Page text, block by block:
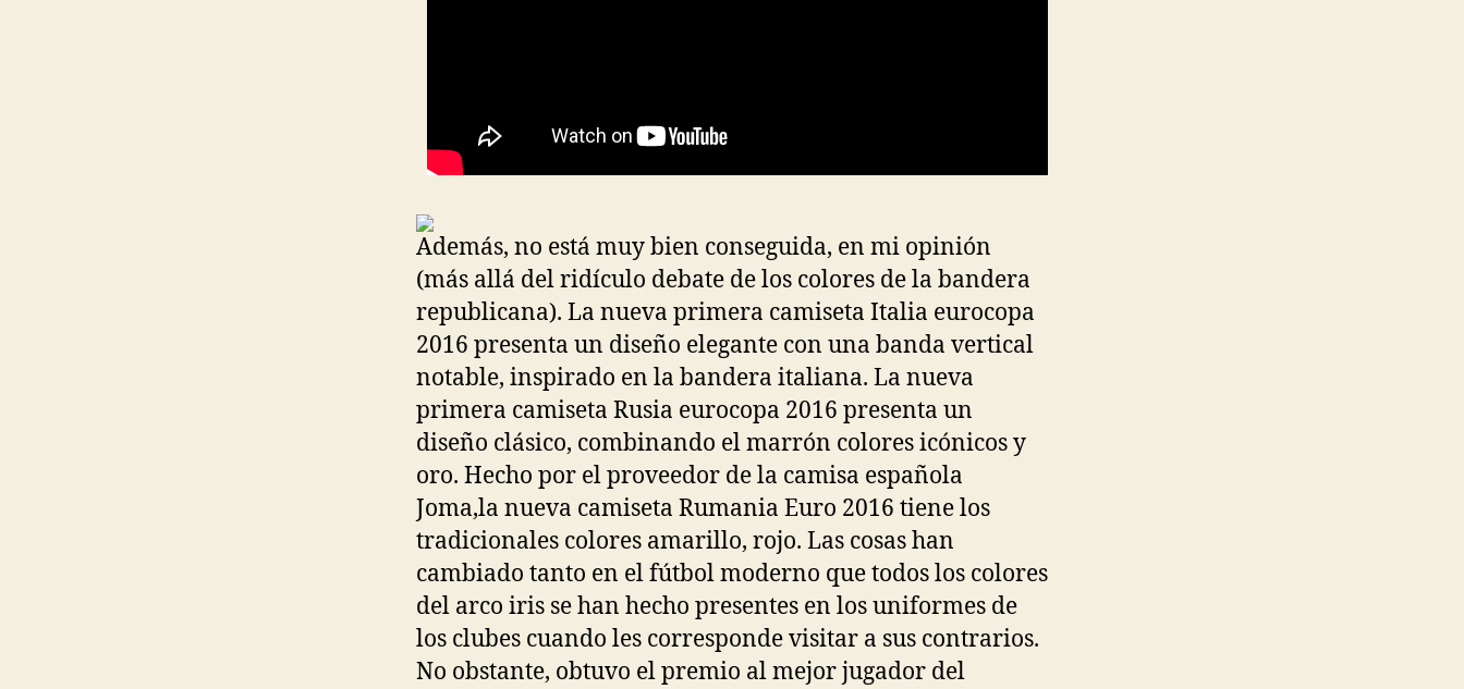
Además, no está muy bien conseguida, en mi opinión
(más allá del ridículo debate de los colores de la bandera
republicana). La nueva primera camiseta Italia eurocopa
2016 presenta un diseño elegante con una banda vertical
notable, inspirado en la bandera italiana. La nueva
primera camiseta Rusia eurocopa 2016 presenta un
diseño clásico, combinando el marrón colores icónicos y
oro. Hecho por el proveedor de la camisa española
Joma,la nueva camiseta Rumania Euro 2016 tiene los
tradicionales colores amarillo, rojo. Las cosas han
cambiado tanto en el fútbol moderno que todos los colores
del arco iris se han hecho presentes en los uniformes de
los clubes cuando les corresponde visitar a sus contrarios.
No obstante, obtuvo el premio al mejor jugador del